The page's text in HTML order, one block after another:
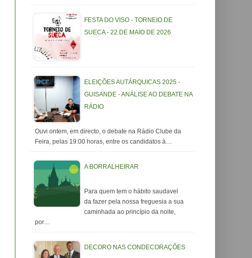
FESTA DO VISO - TORNEIO DE
SUECA - 22 DE MAIO DE 2026
ELEIÇÕES AUTÁRQUICAS 2025 -
GUISANDE - ANÁLISE AO DEBATE NA
RÁDIO
Ouvi ontem, em directo, o debate na Rádio Clube da
Feira, pelas 19:00 horas, entre os candidatos à…
A BORRALHEIRAR
Para quem tem o hábito saudavel
da fazer pela nossa freguesia a sua
caminhada ao princípio da noite,
por…
DECORO NAS CONDECORAÇÕES